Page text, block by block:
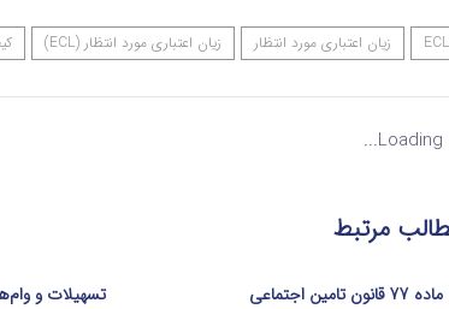
ECL زیان اعتباری مورد انتظار زیان اعتباری مورد انتظار (ECL)
Loading...
مرتبط
تسهیلات و ماده 77 قانون تامین اجتماعی